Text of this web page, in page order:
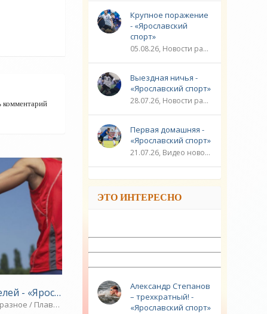
комментарий
- «Ярославский спорт»
/ Плавание / Спорт / ЛЕГКАЯ АТЛЕТИКА / ВЕЛОСПОРТ
Крупное поражение
- «Ярославский
спорт»
05.08.26, Новости разное / Плавание / ФУТБОЛ / ЛИГА ЧЕМПИОНОВ / Видео новости / Игровые виды спорта / Спорт
Выездная ничья -
«Ярославский спорт»
28.07.26, Новости разное / ЛИГА ЧЕМПИОНОВ / ФУТБОЛ / Плавание / ГОЛЬФ / Игровые виды спорта / Видео новости / Спорт
Первая домашняя -
«Ярославский спорт»
21.07.26, Видео новости / ЛИГА ЧЕМПИОНОВ / ФУТБОЛ / Плавание / Новости разное / Игровые виды спорта / Спорт
ЭТО ИНТЕРЕСНО
Александр Степанов
– трехкратный! -
«Ярославский спорт»